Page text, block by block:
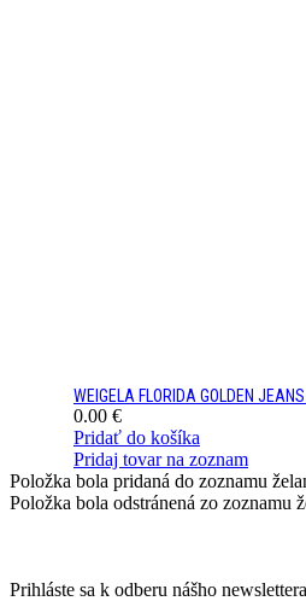
WEIGELA FLORIDA GOLDEN
0.00 €
Pridať do košíka
Pridaj tovar na zoznam
Položka bola pridaná do zoznamu
Položka bola odstránená zo zoznamu
Prihláste sa k odberu nášho newslettera